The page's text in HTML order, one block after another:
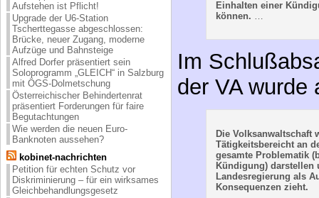
Aufstehen ist Pflicht!
Upgrade der U6-Station
Tscherttegasse abgeschlossen:
Brücke, neuer Zugang, moderne
Aufzüge und Bahnsteige
Alfred Dorfer präsentiert sein
Soloprogramm „GLEICH“ in Salzburg
mit ÖGS-Dolmetschung
Österreichischer Behindertenrat
präsentiert Forderungen für faire
Begutachtungen
Wie werden die neuen Euro-
Banknoten aussehen?
kobinet-nachrichten
Petition für echten Schutz vor
Diskriminierung – für ein wirksames
Gleichbehandlungsgesetz
Einhalten einer
können.
Im
der VA wurde
Die Volksanwaltschaft
Tätigkeitsbereicht an
gesamte Problematik
Kündigung) darstellen
Landesregierung als
Konsequenzen zieht.